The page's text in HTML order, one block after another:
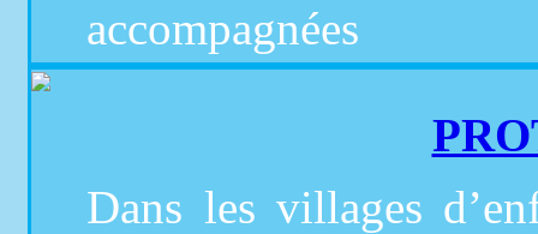
accompagnées
Dans les villages